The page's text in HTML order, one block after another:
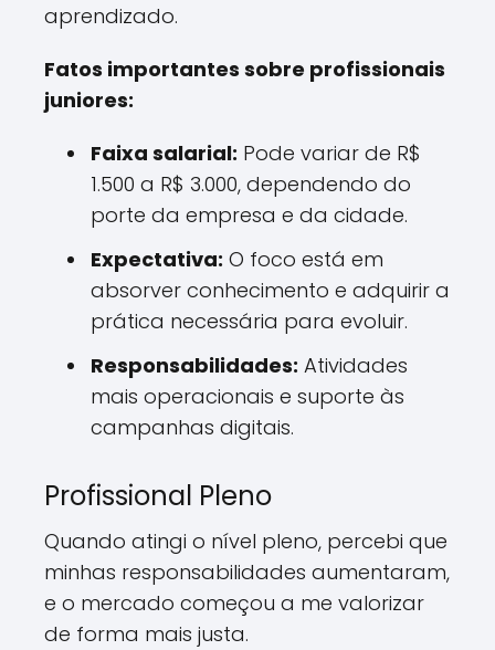
aprendizado.
Fatos importantes sobre profissionais
juniores:
Faixa salarial: Pode variar de R$
1.500 a R$ 3.000, dependendo do
porte da empresa e da cidade.
Expectativa: O foco está em
absorver conhecimento e adquirir a
prática necessária para evoluir.
Responsabilidades: Atividades
mais operacionais e suporte às
campanhas digitais.
Profissional Pleno
Quando atingi o nível pleno, percebi que
minhas responsabilidades aumentaram,
e o mercado começou a me valorizar
de forma mais justa.